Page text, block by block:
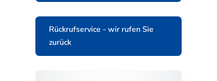
Rückrufservice - wir rufen Sie
zurück